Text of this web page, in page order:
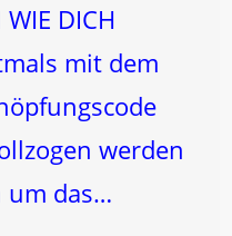
DICH
mit dem
werden
um das…